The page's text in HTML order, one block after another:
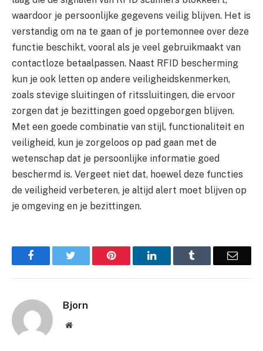
waardoor je persoonlijke gegevens veilig blijven. Het is
verstandig om na te gaan of je portemonnee over deze
functie beschikt, vooral als je veel gebruikmaakt van
contactloze betaalpassen. Naast RFID bescherming
kun je ook letten op andere veiligheidskenmerken,
zoals stevige sluitingen of ritssluitingen, die ervoor
zorgen dat je bezittingen goed opgeborgen blijven.
Met een goede combinatie van stijl, functionaliteit en
veiligheid, kun je zorgeloos op pad gaan met de
wetenschap dat je persoonlijke informatie goed
beschermd is. Vergeet niet dat, hoewel deze functies
de veiligheid verbeteren, je altijd alert moet blijven op
je omgeving en je bezittingen.
Facebook Pinterest LinkedIn Email
Bjorn
Website